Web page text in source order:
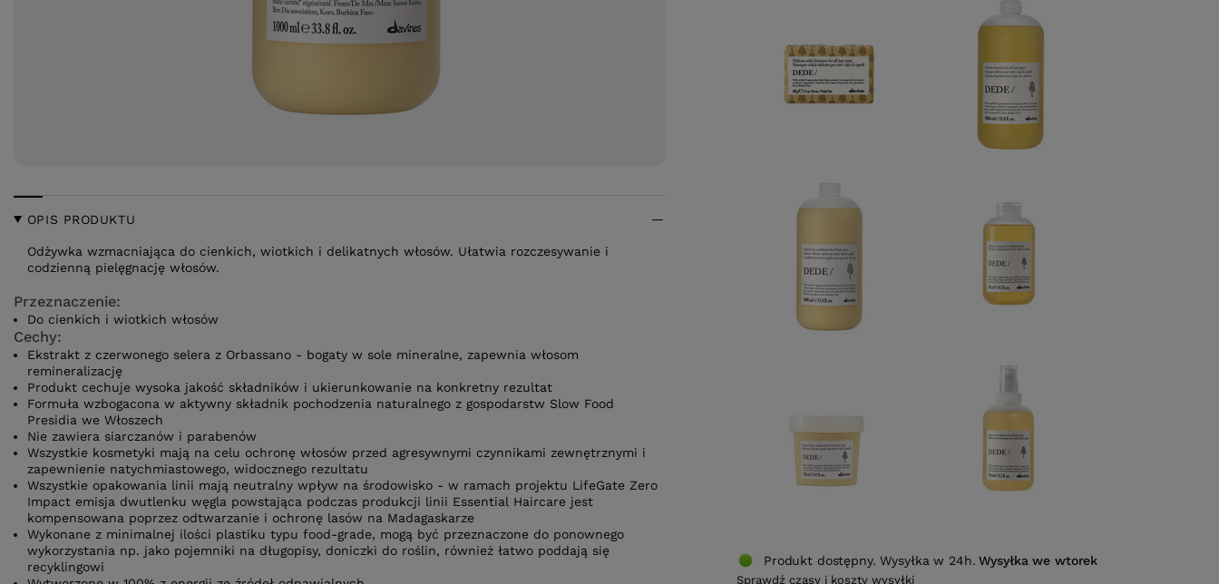
Produkt dostępny. Wysyłka w 24h. Wysyłkawe wtorek
Sprawdź czasy i koszty wysyłki
OPIS PRODUKTU
Odżywka wzmacniająca do cienkich, wiotkich i delikatnych włosów. Ułatwia rozczesywanie i
codzienną pielęgnację włosów.
Przeznaczenie:
Do cienkich i wiotkich włosów
Cechy:
Ekstrakt z czerwonego selera z Orbassano - bogaty w sole mineralne, zapewnia włosom
remineralizację
Produkt cechuje wysoka jakość składników i ukierunkowanie na konkretny rezultat
Formuła wzbogacona w aktywny składnik pochodzenia naturalnego z gospodarstw Slow Food
Presidia we Włoszech
Nie zawiera siarczanów i parabenów
Wszystkie kosmetyki mają na celu ochronę włosów przed agresywnymi czynnikami zewnętrznymi i
zapewnienie natychmiastowego, widocznego rezultatu
Wszystkie opakowania linii mają neutralny wpływ na środowisko - w ramach projektu LifeGate Zero
Impact emisja dwutlenku węgla powstająca podczas produkcji linii Essential Haircare jest
kompensowana poprzez odtwarzanie i ochronę lasów na Madagaskarze
Wykonane z minimalnej ilości plastiku typu food-grade, mogą być przeznaczone do ponownego
wykorzystania np. jako pojemniki na długopisy, doniczki do roślin, również łatwo poddają się
recyklingowi